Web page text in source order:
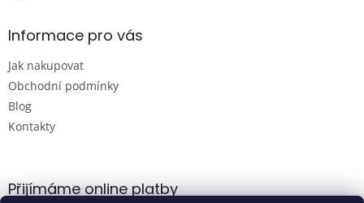
Informace pro vás
Jak nakupovat
Obchodní podmínky
Blog
Kontakty
Přijímáme online platby